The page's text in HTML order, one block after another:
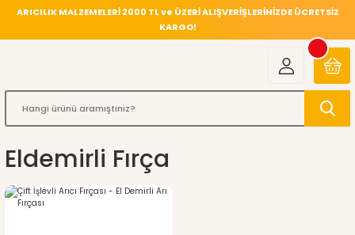
ARICILIK MALZEMELERİ 2000 TL ve ÜZERİ ALIŞVERİŞLERİNİZDE ÜCRETSİZ
KARGO!
Eldemirli Fırça